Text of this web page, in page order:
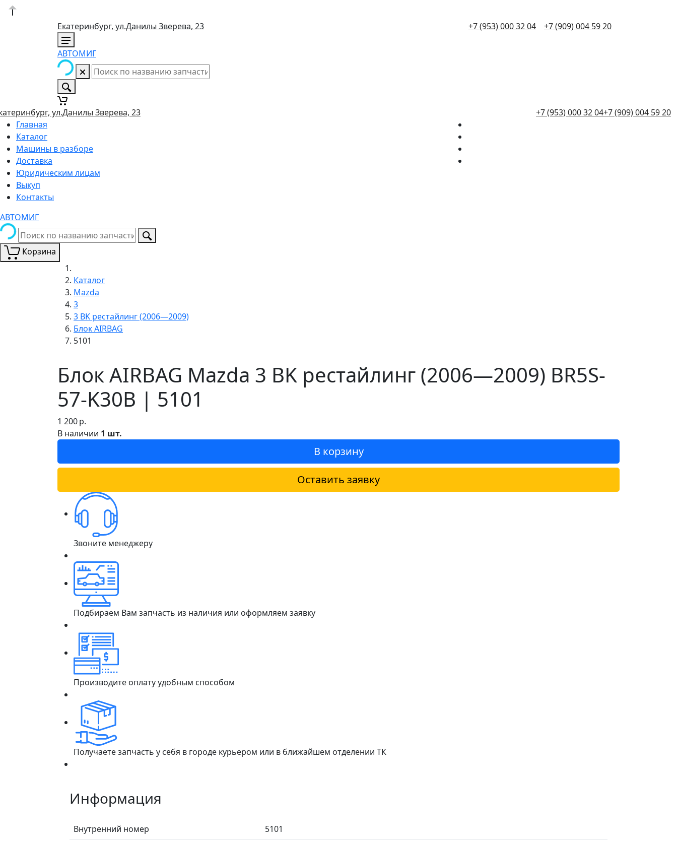
Екатеринбург, ул.Данилы Зверева, 23 +7 (953) 000 32 04 +7 (909) 004 59 20
АВТОМИГ
ул.Данилы Зверева, 23 +7 (953) 000 32 04+7 (909) 004 59 20
Главная
Каталог
Машины в разборе
Доставка
Юридическим лицам
Выкуп
Контакты
АВТОМИГ
Корзина
Каталог
Mazda
3
3 BK рестайлинг (2006—2009)
Блок AIRBAG
5101
Блок AIRBAG Mazda 3 BK рестайлинг (2006—2009) BR5S-
57-K30B | 5101
1 200р.
В наличии 1 шт.
В корзину
Оставить заявку
Звоните менеджеру
Подбираем Вам запчасть из наличия или оформляем заявку
Производите оплату удобным способом
Получаете запчасть у себя в городе курьером или в ближайшем отделении ТК
Информация
Внутренний номер
5101